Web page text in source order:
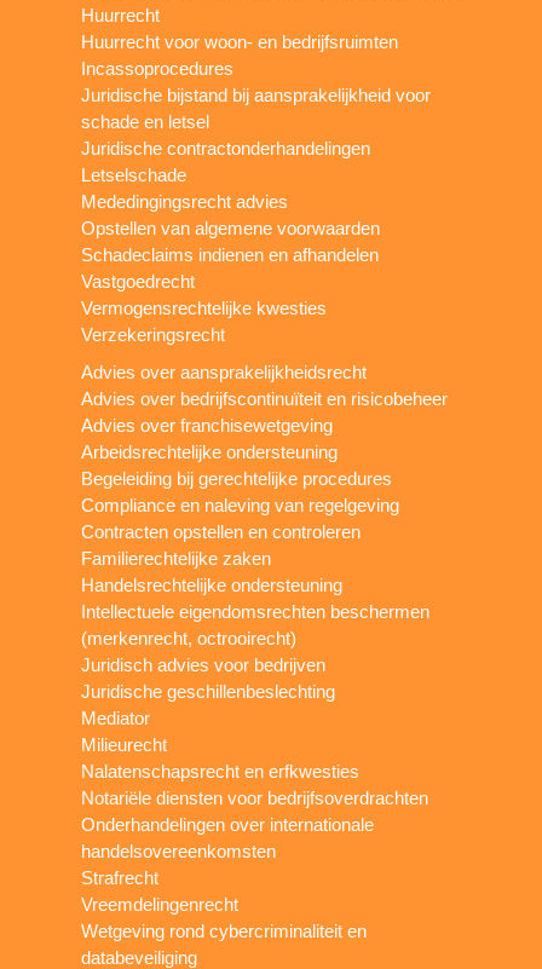
Huurrecht
Huurrecht voor woon- en bedrijfsruimten
Incassoprocedures
Juridische bijstand bij aansprakelijkheid voor
schade en letsel
Juridische contractonderhandelingen
Letselschade
Mededingingsrecht advies
Opstellen van algemene voorwaarden
Schadeclaims indienen en afhandelen
Vastgoedrecht
Vermogensrechtelijke kwesties
Verzekeringsrecht
Advies over aansprakelijkheidsrecht
Advies over bedrijfscontinuïteit en risicobeheer
Advies over franchisewetgeving
Arbeidsrechtelijke ondersteuning
Begeleiding bij gerechtelijke procedures
Compliance en naleving van regelgeving
Contracten opstellen en controleren
Familierechtelijke zaken
Handelsrechtelijke ondersteuning
Intellectuele eigendomsrechten beschermen
(merkenrecht, octrooirecht)
Juridisch advies voor bedrijven
Juridische geschillenbeslechting
Mediator
Milieurecht
Nalatenschapsrecht en erfkwesties
Notariële diensten voor bedrijfsoverdrachten
Onderhandelingen over internationale
handelsovereenkomsten
Strafrecht
Vreemdelingenrecht
Wetgeving rond cybercriminaliteit en
databeveiliging